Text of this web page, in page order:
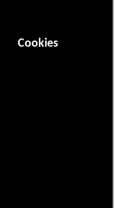
Cookies